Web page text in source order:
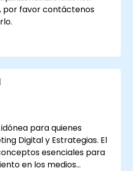
por favor contáctenos
para quienes
Digital y Estrategias. El
esenciales para
en los medios